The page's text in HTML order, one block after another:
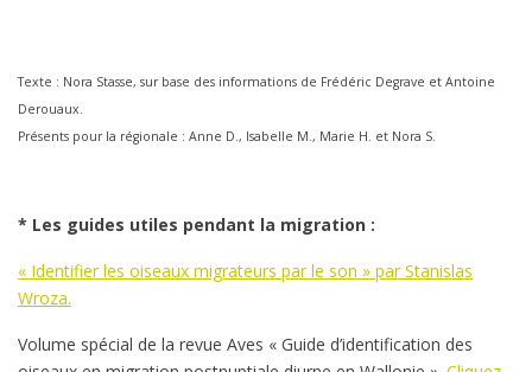
Texte : Nora Stasse, sur base des informations de Frédéric Degrave et Antoine
Derouaux.
Présents pour la régionale : Anne D., Isabelle M., Marie H. et Nora S.
* Les guides utiles pendant la migration :
« Identifier les oiseaux migrateurs par le son » par Stanislas
Wroza.
Volume spécial de la revue Aves « Guide d’identification des